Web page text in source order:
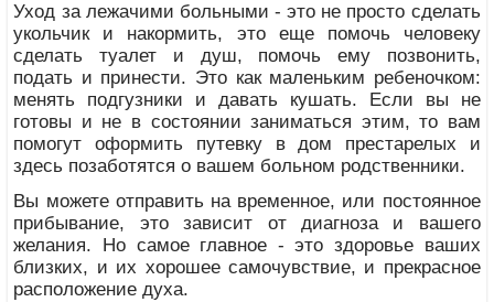
Уход за лежачими больными - это не просто сделать
укольчик и накормить, это еще помочь человеку
сделать туалет и душ, помочь ему позвонить,
подать и принести. Это как маленьким ребеночком:
менять подгузники и давать кушать. Если вы не
готовы и не в состоянии заниматься этим, то вам
помогут оформить путевку в дом престарелых и
здесь позаботятся о вашем больном родственники.
Вы можете отправить на временное, или постоянное
прибывание, это зависит от диагноза и вашего
желания. Но самое главное - это здоровье ваших
близких, и их хорошее самочувствие, и прекрасное
расположение духа.